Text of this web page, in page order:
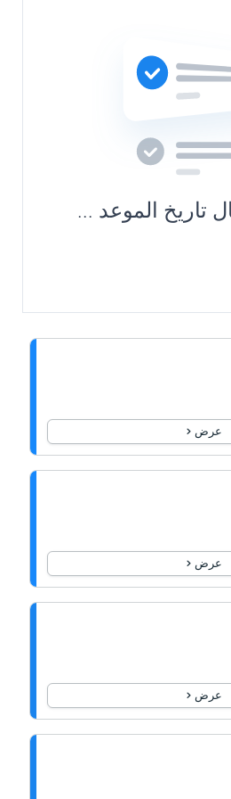
تاريخ الموعد ...
عرض
عرض
عرض